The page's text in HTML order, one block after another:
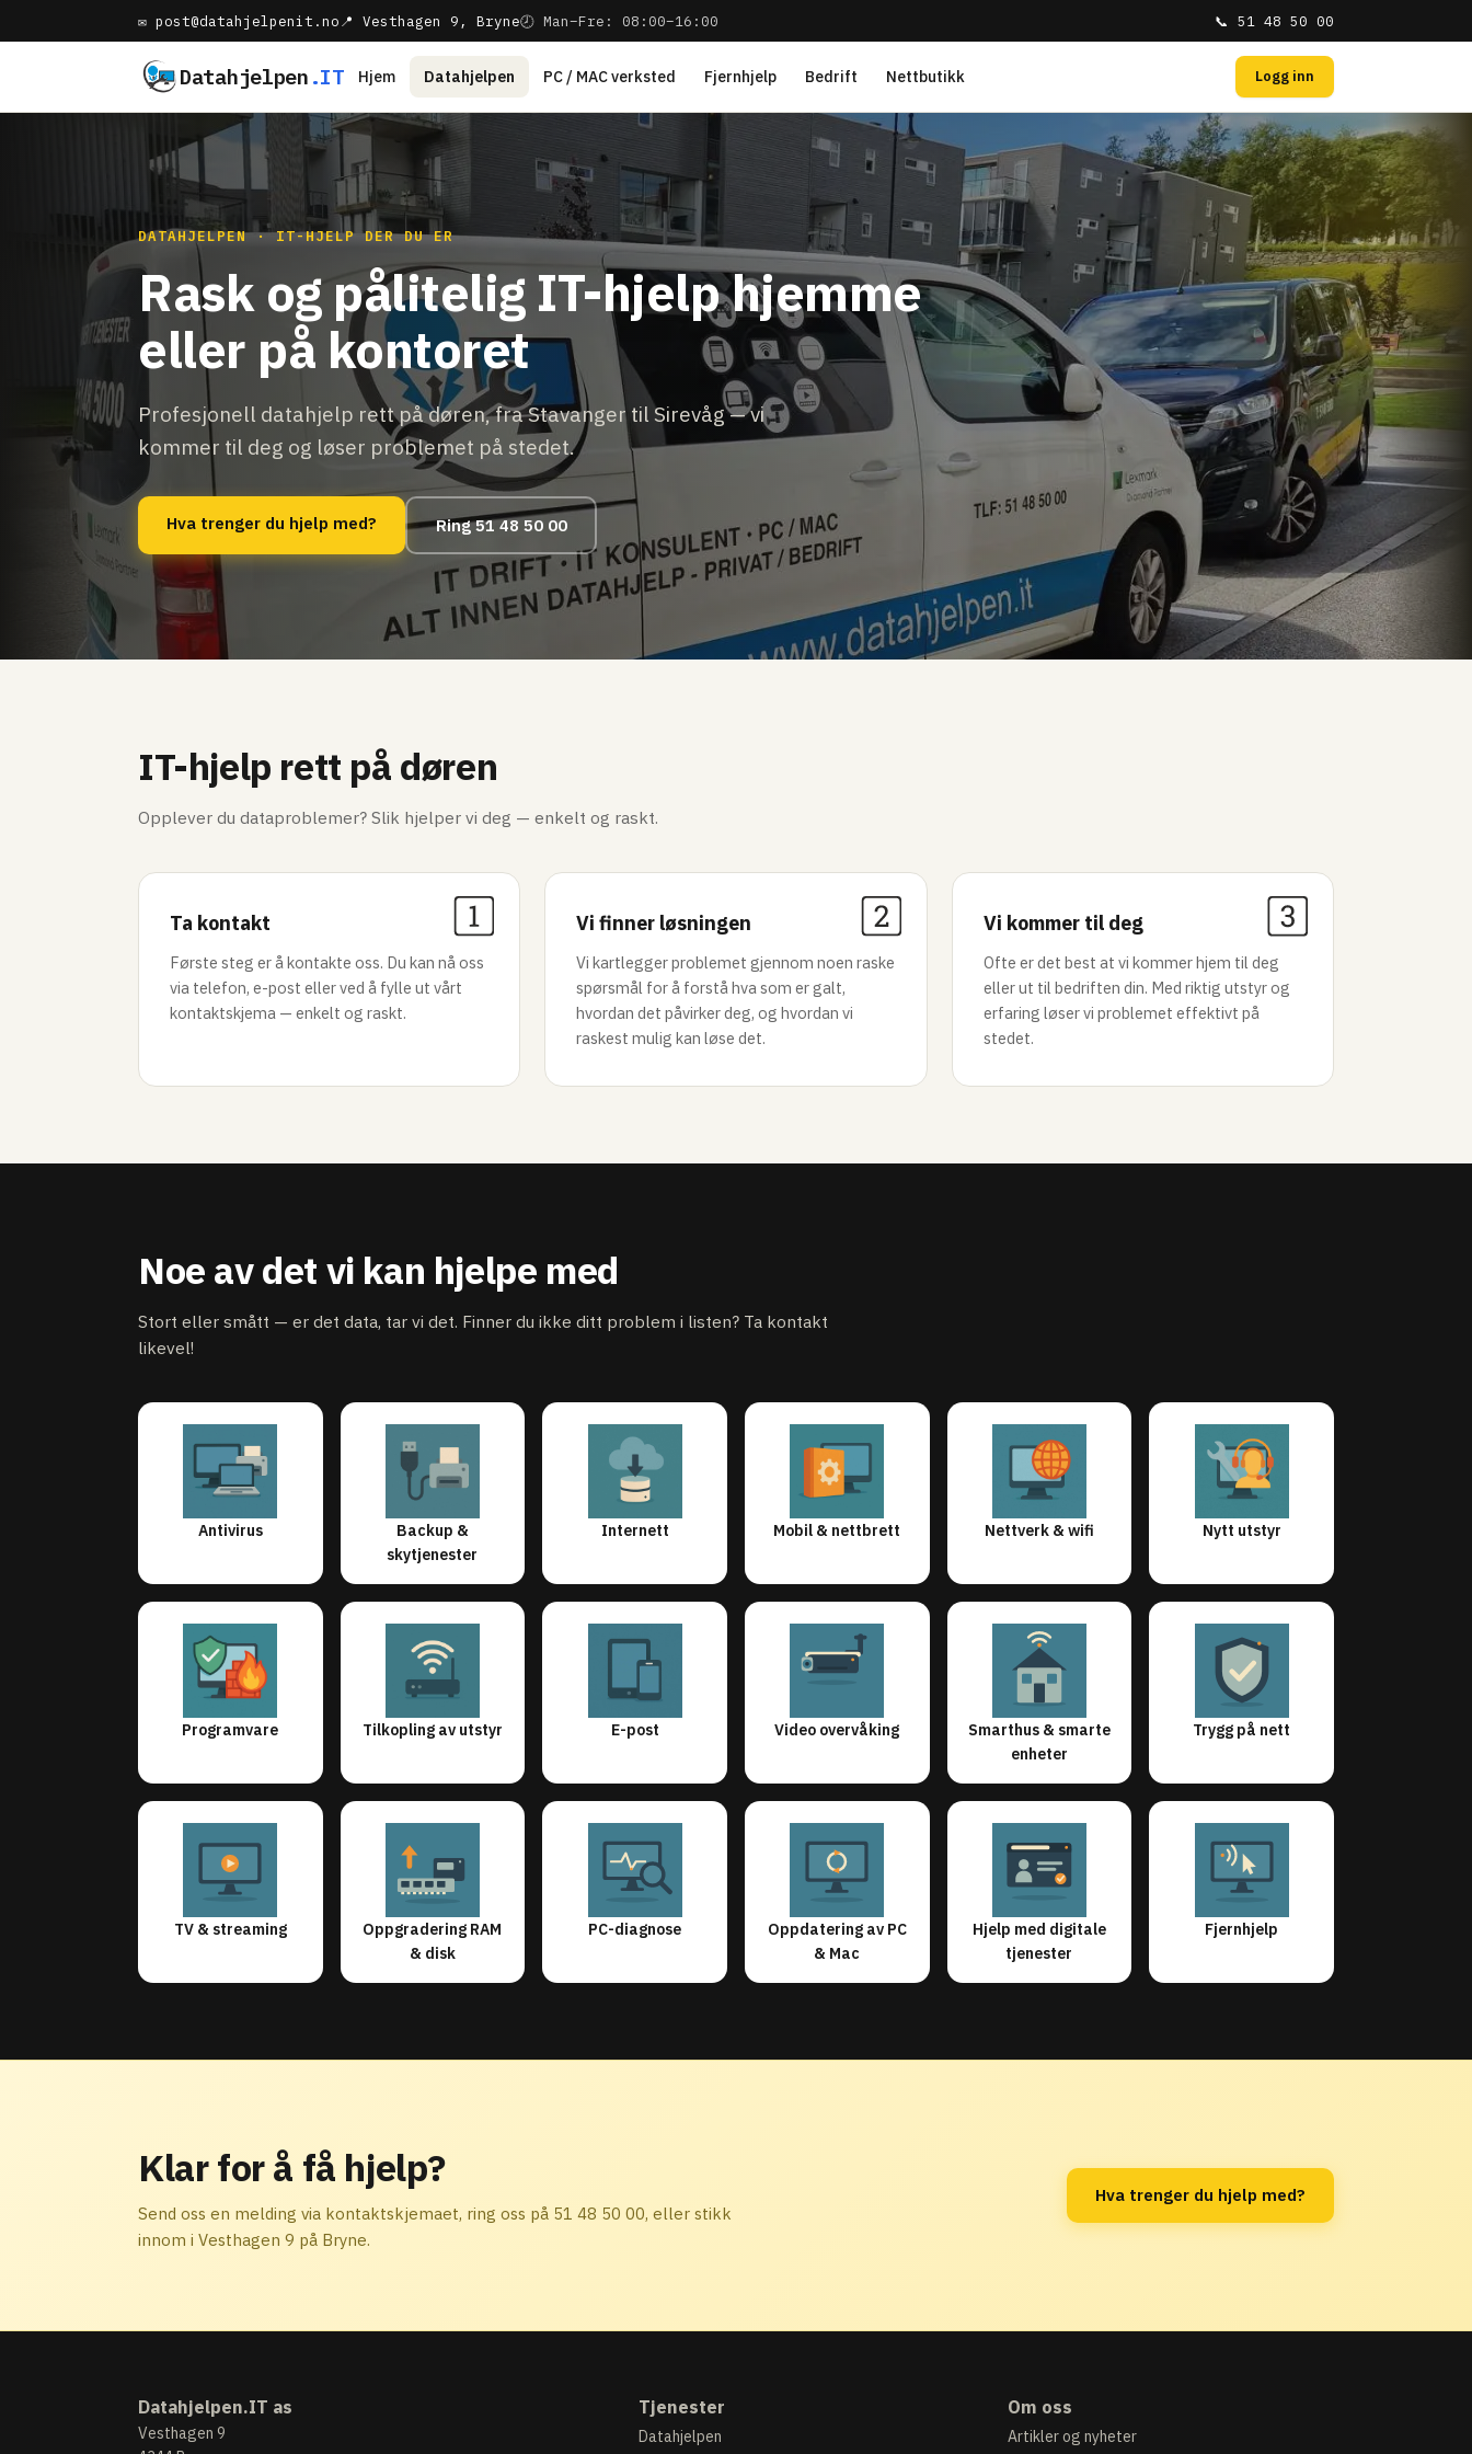
✉ post@datahjelpenit.no 📍 Vesthagen 9, Bryne🕗 Man–Fre: 08:00–16:00 📞 51 48 50 00
Datahjelpen .IT Hjem Datahjelpen PC / MAC verksted Fjernhjelp Bedrift Nettbutikk Logg inn
DATAHJELPEN · IT-HJELP DER DU ER
Rask og pålitelig IT-hjelp hjemme
eller på kontoret
Profesjonell datahjelp rett på døren, fra Stavanger til Sirevåg — vi
kommer til deg og løser problemet på stedet.
Hva trenger du hjelp med? Ring 51 48 50 00
IT-hjelp rett på døren
Opplever du dataproblemer? Slik hjelper vi deg — enkelt og raskt.
Ta kontakt
Første steg er å kontakte oss. Du kan nå oss
via telefon, e-post eller ved å fylle ut vårt
kontaktskjema — enkelt og raskt.
Vi finner løsningen
Vi kartlegger problemet gjennom noen raske
spørsmål for å forstå hva som er galt,
hvordan det påvirker deg, og hvordan vi
raskest mulig kan løse det.
Vi kommer til deg
Ofte er det best at vi kommer hjem til deg
eller ut til bedriften din. Med riktig utstyr og
erfaring løser vi problemet effektivt på
stedet.
Noe av det vi kan hjelpe med
Stort eller smått — er det data, tar vi det. Finner du ikke ditt problem i listen? Ta kontakt
likevel!
Antivirus
Backup &
skytjenester
Internett Mobil & nettbrett Nettverk & wifi Nytt utstyr
Programvare Tilkopling av utstyr E-post Video overvåking
Smarthus & smarte
enheter
Trygg på nett
TV & streaming
Oppgradering RAM
& disk
PC-diagnose
Oppdatering av PC
& Mac
Hjelp med digitale
tjenester
Fjernhjelp
Klar for å få hjelp?
Send oss en melding via kontaktskjemaet, ring oss på 51 48 50 00, eller stikk
innom i Vesthagen 9 på Bryne.
Hva trenger du hjelp med?
Datahjelpen.IT as
Vesthagen 9
Tjenester
Datahjelpen
Om oss
Artikler og nyheter